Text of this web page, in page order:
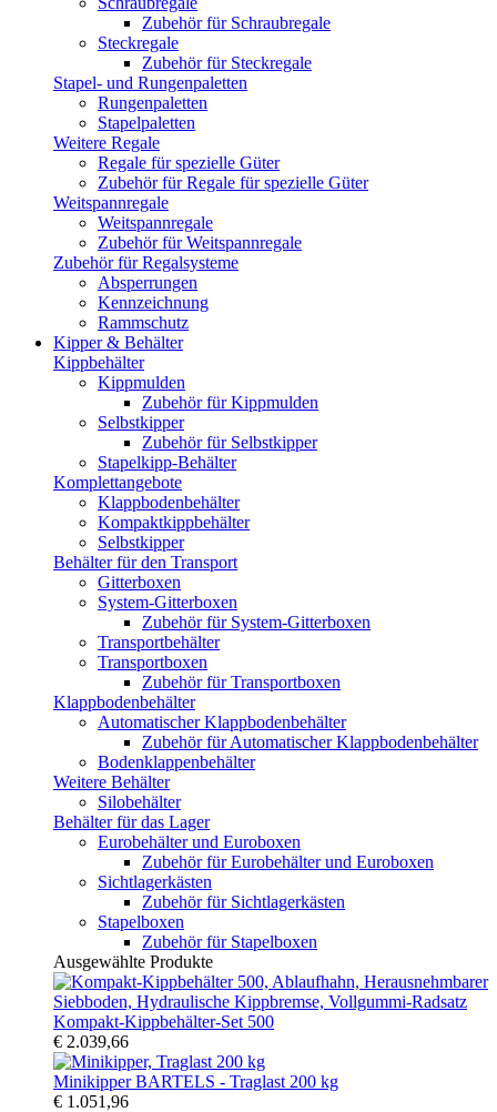
Zubehör für Schraubregale
Steckregale
Zubehör für Steckregale
Stapel- und Rungenpaletten
Rungenpaletten
Stapelpaletten
Weitere Regale
Regale für spezielle Güter
Zubehör für Regale für spezielle Güter
Weitspannregale
Weitspannregale
Zubehör für Weitspannregale
Zubehör für Regalsysteme
Absperrungen
Kennzeichnung
Rammschutz
Kipper & Behälter
Kippbehälter
Kippmulden
Zubehör für Kippmulden
Selbstkipper
Zubehör für Selbstkipper
Stapelkipp-Behälter
Komplettangebote
Klappbodenbehälter
Kompaktkippbehälter
Selbstkipper
Behälter für den Transport
Gitterboxen
System-Gitterboxen
Zubehör für System-Gitterboxen
Transportbehälter
Transportboxen
Zubehör für Transportboxen
Klappbodenbehälter
Automatischer Klappbodenbehälter
Zubehör für Automatischer Klappbodenbehälter
Bodenklappenbehälter
Weitere Behälter
Silobehälter
Behälter für das Lager
Eurobehälter und Euroboxen
Zubehör für Eurobehälter und Euroboxen
Sichtlagerkästen
Zubehör für Sichtlagerkästen
Stapelboxen
Zubehör für Stapelboxen
Ausgewählte Produkte
Kompakt-Kippbehälter-Set 500
€ 2.039,66
Minikipper BARTELS - Traglast 200 kg
€ 1.051,96